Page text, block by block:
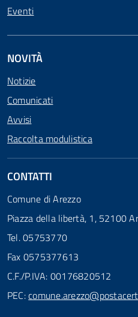
Eventi
NOVITÀ
Notizie
Comunicati
Avvisi
Raccolta modulistica
CONTATTI
Comune di Arezzo
Piazza della libertà, 1, 52100
Tel. 05753770
Fax 0575377613
C.F./P.IVA: 00176820512
PEC: